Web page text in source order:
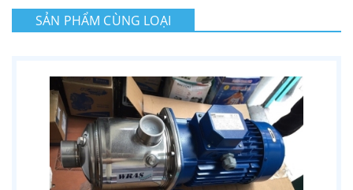
SẢN PHẨM CÙNG LOẠI